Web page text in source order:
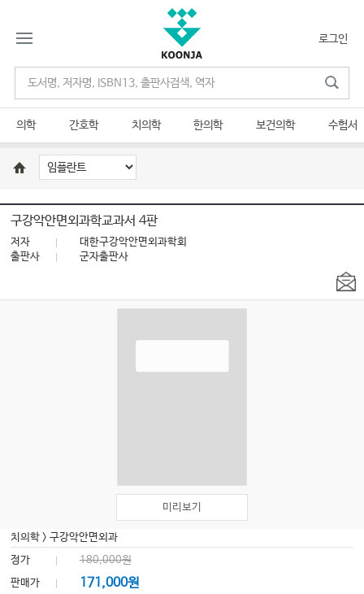
로그인
의학 간호학 치의학 한의학 보건의학 수험서
구강악안면외과학교과서 4판
저자
대한구강악안면외과학회
출판사
군자출판사
미리보기
치의학 >구강악안면외과
정가
180,000원
판매가
171,000원